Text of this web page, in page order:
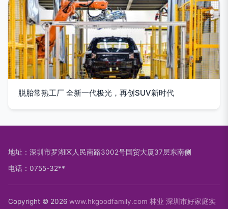
脱胎常熟工厂 全新一代极光，再创SUV新时代
地址：深圳市罗湖区人民南路3002号国贸大厦37层东南侧
电话：0755-32**
Copyright © 2026 www.hkgoodfamily.com 林业 深圳市好家庭实